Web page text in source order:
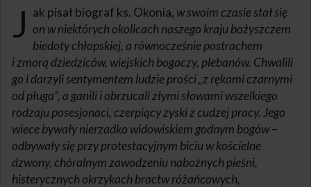
J ak pisał biograf ks. Okonia, w swoim czasie stał się
on w niektórych okolicach naszego kraju bożyszczem
biedoty chłopskiej, a równocześnie postrachem
i zmorą dziedziców, wiejskich bogaczy, plebanów. Chwalili
go i darzyli sentymentem ludzie prości „z rękami czarnymi
od pługa”, a ganili i obrzucali złymi słowami wszelkiego
rodzaju posesjonaci, czerpiący zyski z cudzej pracy. Jego
wiece bywały nierzadko widowiskiem godnym bogów –
odbywały się przy protestacyjnym biciu w kościelne
dzwony, chóralnym zawodzeniu nabożnych pieśni,
histerycznych okrzykach bractw różańcowych,